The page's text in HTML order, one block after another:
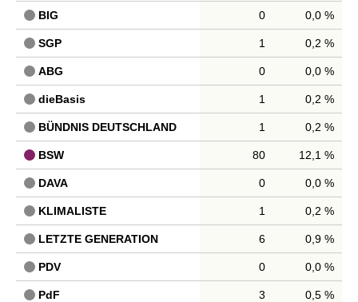
BIG 0 0,0 %
SGP 1 0,2 %
ABG 0 0,0 %
dieBasis 1 0,2 %
BÜNDNIS DEUTSCHLAND 1 0,2 %
BSW 80 12,1 %
DAVA 0 0,0 %
KLIMALISTE 1 0,2 %
LETZTE GENERATION 6 0,9 %
PDV 0 0,0 %
PdF 3 0,5 %